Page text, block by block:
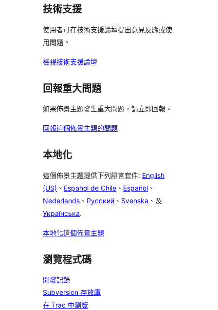
技術支援
使用者可在技術支援論壇提出意見反應或使
用問題。
檢視技術支援論壇
回報重大問題
如果佈景主題發生重大問題，請立即回報。
回報這個佈景主題的問題
本地化
這個佈景主題提供下列語言套件: English
(US) 、 Español de Chile 、 Español 、
Nederlands 、 Русский 、 Svenska 、及
Українська.
本地化這個佈景主題
瀏覽程式碼
開發記錄
Subversion 存放庫
在 Trac 中瀏覽